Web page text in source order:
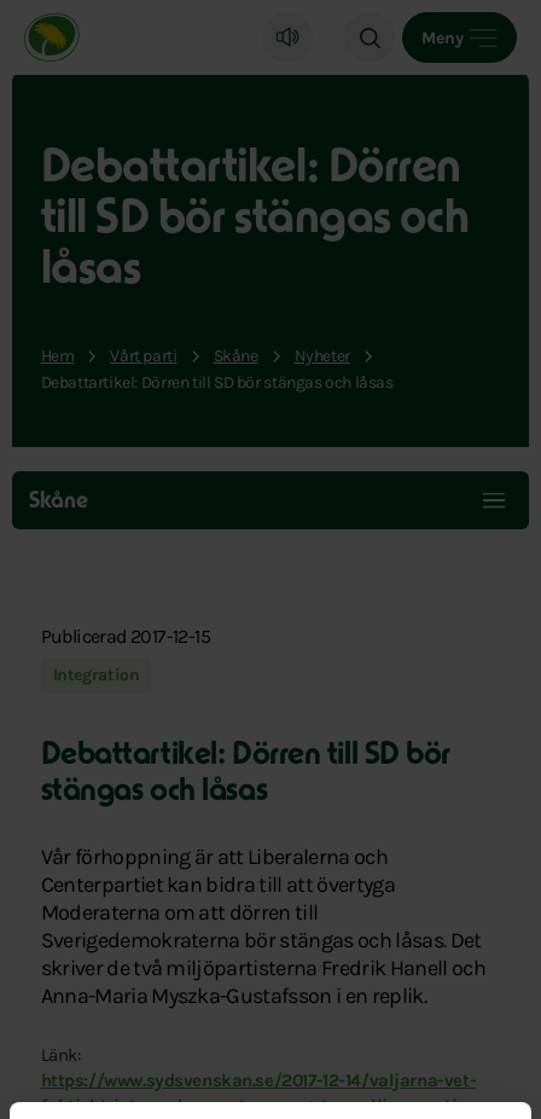
Miljöpartiet de gröna, startsida
Meny
Debattartikel: Dörren
till SD bör stängas och
låsas
Hem Vårt parti Skåne
Nyheter
Debattartikel: Dörren till SD bör stängas och låsas
Hoppa
över
menyn
Skåne
Publicerad 2017-12-15
Integration
Debattartikel: Dörren till SD bör
stängas och låsas
Vår förhoppning är att Liberalerna och
Centerpartiet kan bidra till att övertyga
Moderaterna om att dörren till
Sverigedemokraterna bör stängas och låsas. Det
skriver de två miljöpartisterna Fredrik Hanell och
Anna-Maria Myszka-Gustafsson i en replik.
Länk:
https://www.sydsvenskan.se/2017-12-14/valjarna-vet-
faktiskt-inte-vad-en-rost-pa-nagot-av-allianspartierna-